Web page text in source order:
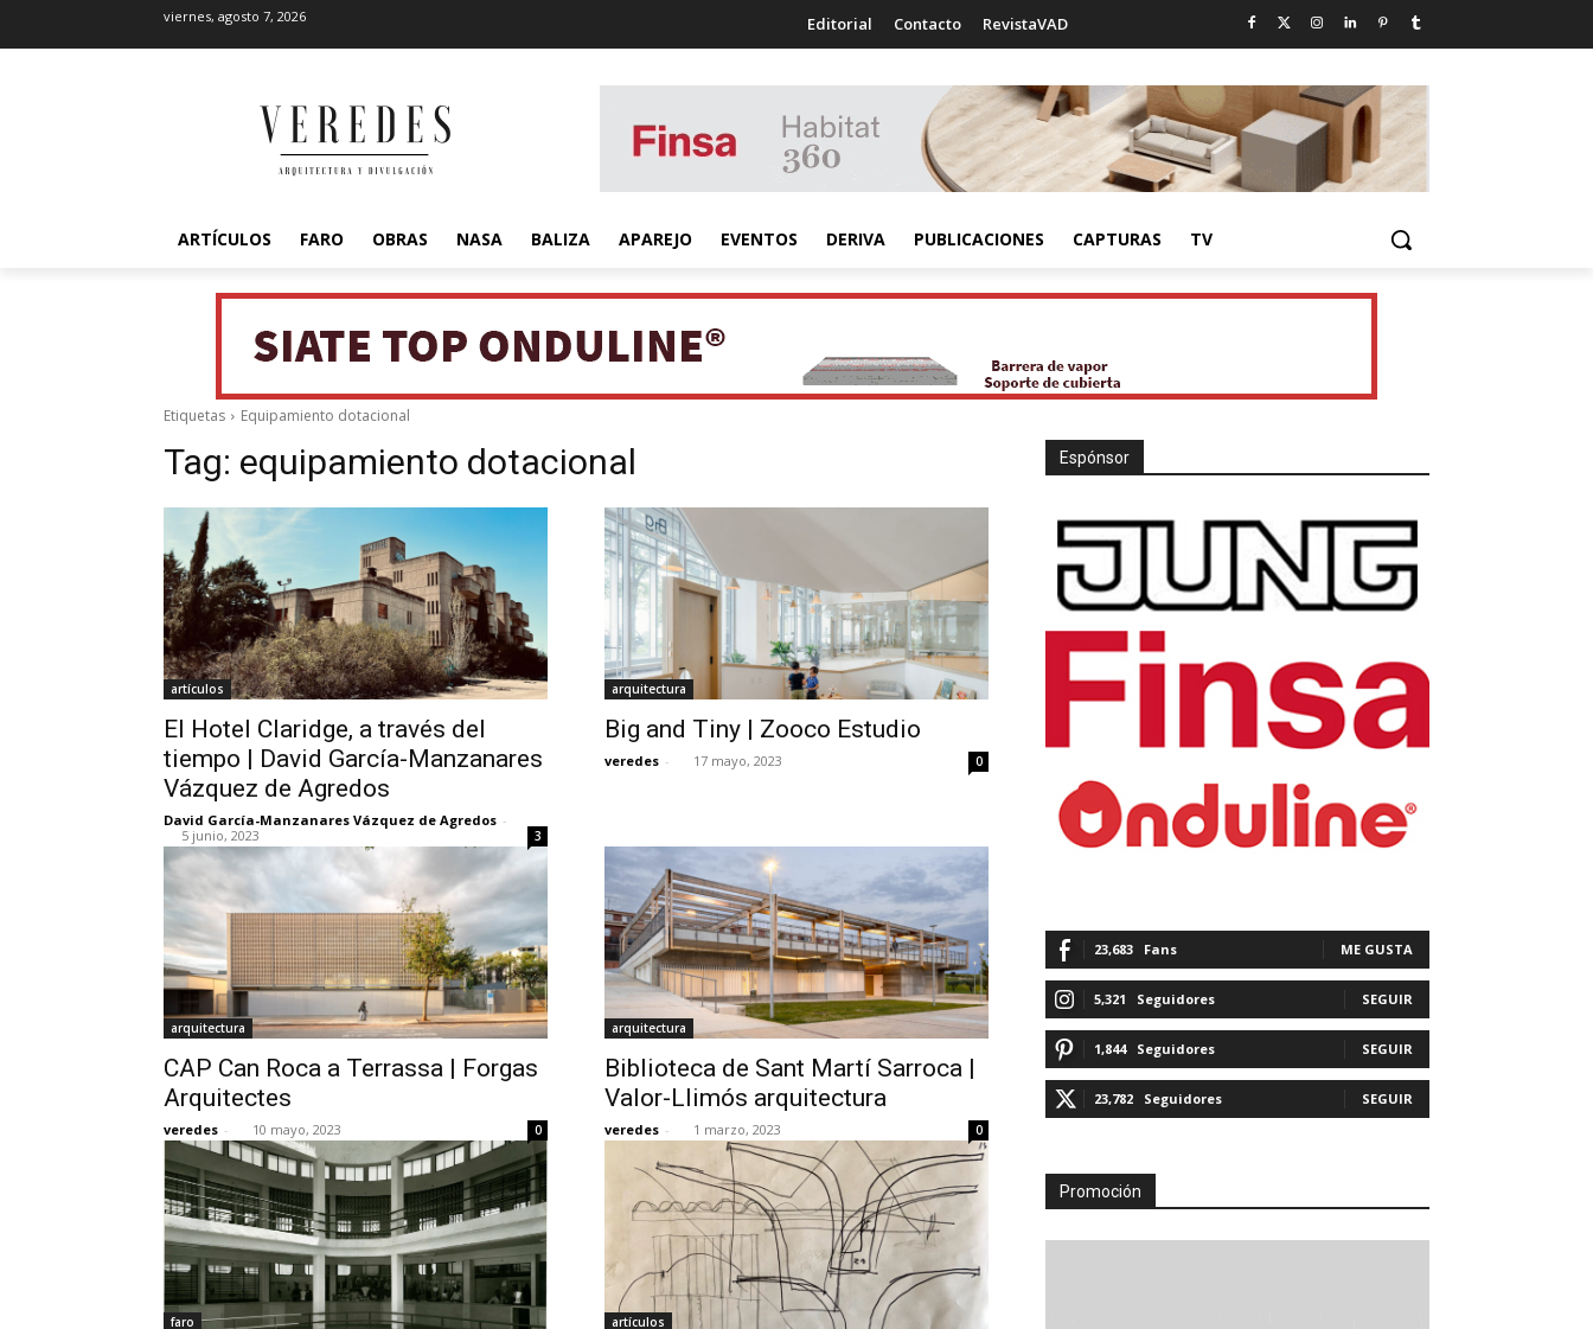
viernes, agosto 7, 2026 Editorial Contacto RevistaVAD
ARTÍCULOS FARO OBRAS NASA BALIZA APAREJO EVENTOS DERIVA PUBLICACIONES CAPTURAS TV
Etiquetas Equipamiento dotacional
Tag: equipamiento dotacional
artículos
El Hotel Claridge, a través del
tiempo | David García-Manzanares
Vázquez de Agredos
David García-Manzanares Vázquez de Agredos -
5 junio, 2023
3
arquitectura
Big and Tiny | Zooco Estudio
veredes - 17 mayo, 2023 0
arquitectura
CAP Can Roca a Terrassa | Forgas
Arquitectes
veredes - 10 mayo, 2023 0
arquitectura
Biblioteca de Sant Martí Sarroca |
Valor-Llimós arquitectura
veredes - 1 marzo, 2023 0
faro artículos
Espónsor
23,683 Fans ME GUSTA
5,321 Seguidores SEGUIR
1,844 Seguidores SEGUIR
23,782 Seguidores SEGUIR
Promoción